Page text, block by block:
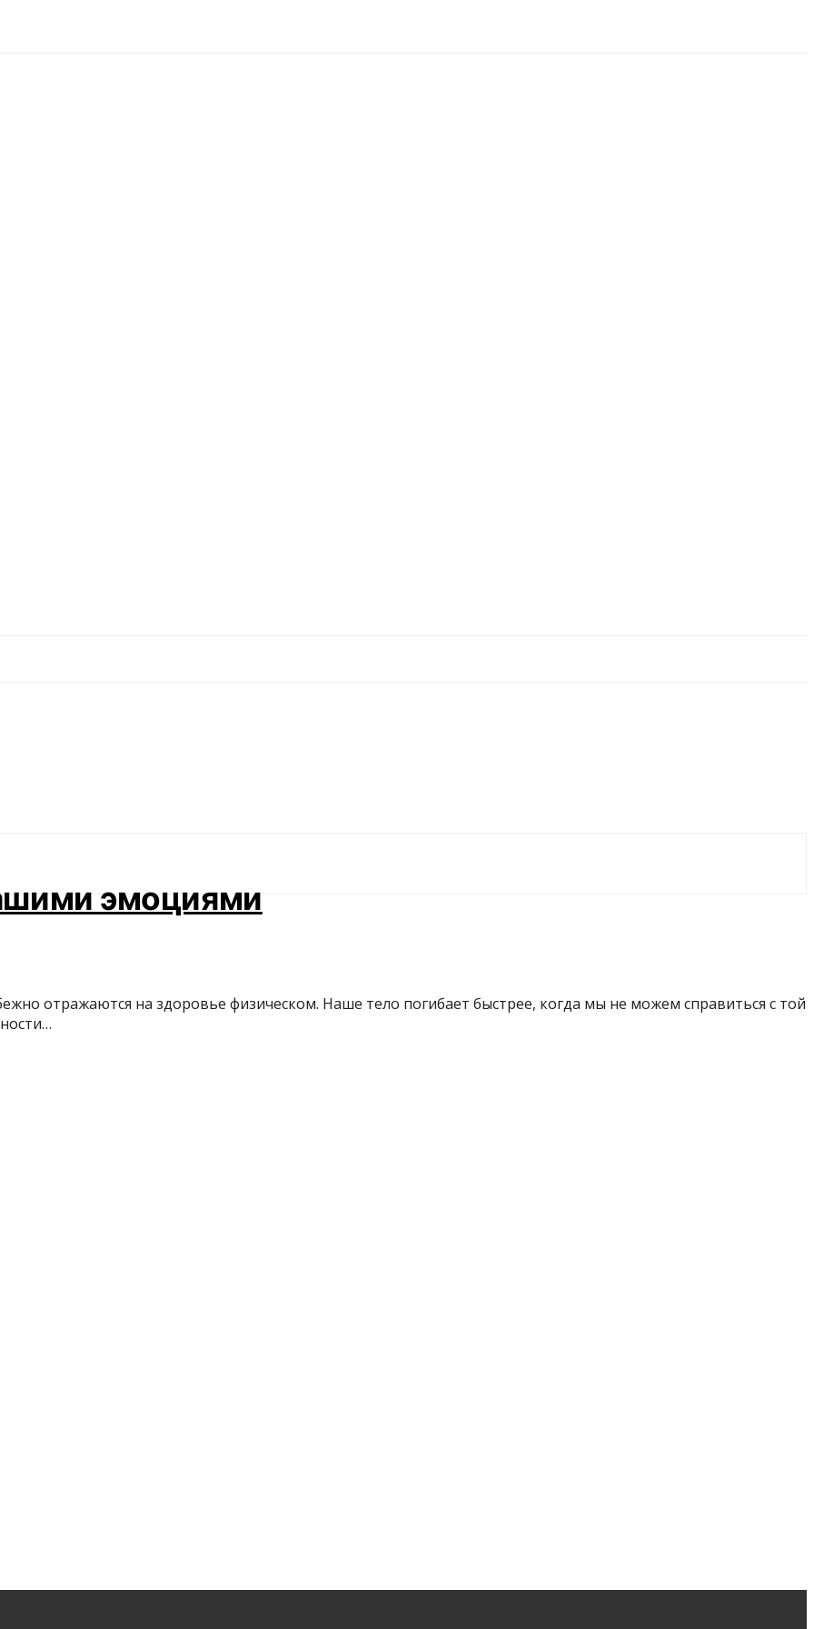
эмоциями
отражаются на здоровье физическом. Наше тело погибает быстрее, когда мы не можем справиться с той